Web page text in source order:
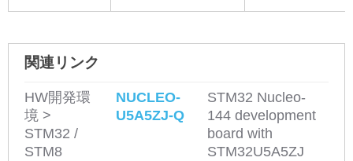
関連リンク
HW開発環
境 >
STM32 /
STM8
NUCLEO-
U5A5ZJ-Q
STM32 Nucleo-
144 development
board with
STM32U5A5ZJ